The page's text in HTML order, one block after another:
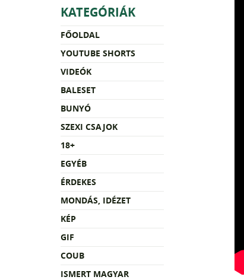
KATEGÓRIÁK
FŐOLDAL
YOUTUBE SHORTS
VIDEÓK
BALESET
BUNYÓ
SZEXI CSAJOK
18+
EGYÉB
ÉRDEKES
MONDÁS, IDÉZET
KÉP
GIF
COUB
ISMERT MAGYAR